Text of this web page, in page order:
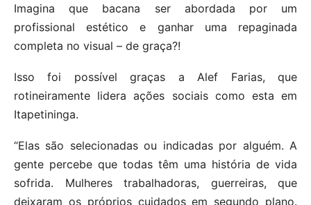
Imagina que bacana ser abordada por um
profissional estético e ganhar uma repaginada
completa no visual – de graça?!
Isso foi possível graças a Alef Farias, que
rotineiramente lidera ações sociais como esta em
Itapetininga.
“Elas são selecionadas ou indicadas por alguém. A
gente percebe que todas têm uma história de vida
sofrida. Mulheres trabalhadoras, guerreiras, que
deixaram os próprios cuidados em segundo plano.